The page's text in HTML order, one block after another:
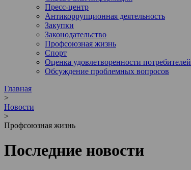
Пресс-центр
Антикоррупционная деятельность
Закупки
Законодательство
Профсоюзная жизнь
Спорт
Оценка удовлетворенности потребителей
Обсуждение проблемных вопросов
Главная
>
Новости
>
Профсоюзная жизнь
Последние новости